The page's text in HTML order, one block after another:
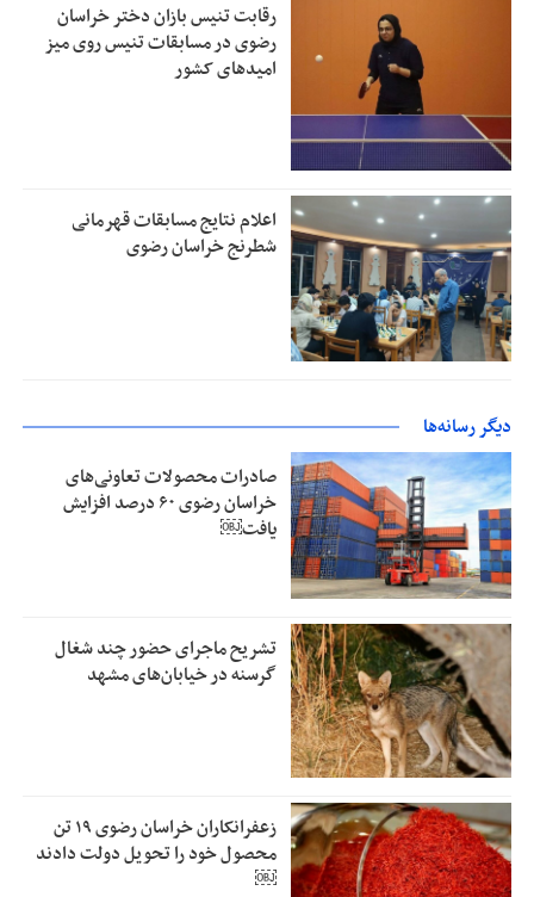
رقابت تنیس بازان دختر خراسان
رضوی در مسابقات تنیس روی میز
امیدهای کشور
اعلام نتایج مسابقات قهرمانی
شطرنج خراسان رضوی
دیگر رسانه‌ها
صادرات محصولات تعاونی‌های
خراسان رضوی ۶۰ درصد افزایش
یافت￼
تشریح ماجرای حضور چند شغال
گرسنه در خیابان‌های مشهد
زعفرانکاران خراسان رضوی ۱۹ تن
محصول خود را تحویل دولت دادند
￼